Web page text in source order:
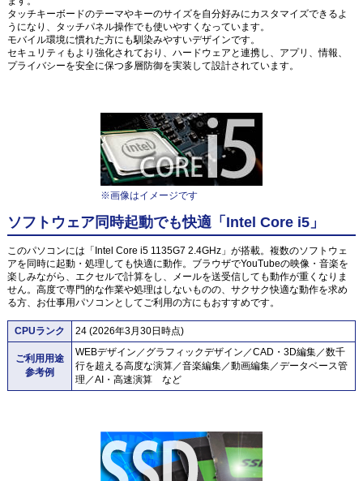
タッチキーボードのテーマやキーのサイズを自分好みにカスタマイズできるよ
うになり、タッチパネル操作でも使いやすくなっています。
モバイル環境に慣れた方にも馴染みやすいデザインです。
セキュリティもより強化されており、ハードウェアと連携し、アプリ、情報、
プライバシーを安全に保つ多層防御を実装して設計されています。
※画像はイメージです
ソフトウェア同時起動でも快適「Intel Core i5」
このパソコンには「Intel Core i5 1135G7 2.4GHz」が搭載。複数のソフトウェ
アを同時に起動・処理しても快適に動作。ブラウザでYouTubeの映像・音楽を
楽しみながら、エクセルで計算をし、メールを送受信しても動作が重くなりま
せん。高度で専門的な作業や処理はしないものの、サクサク快適な動作を求め
る方、お仕事用パソコンとしてご利用の方にもおすすめです。
CPUランク 24 (2026年3月30日時点)
ご利用用途
参考例
WEBデザイン／グラフィックデザイン／CAD・3D編集／数千
行を超える高度な演算／音楽編集／動画編集／データベース管
理／AI・高速演算 など